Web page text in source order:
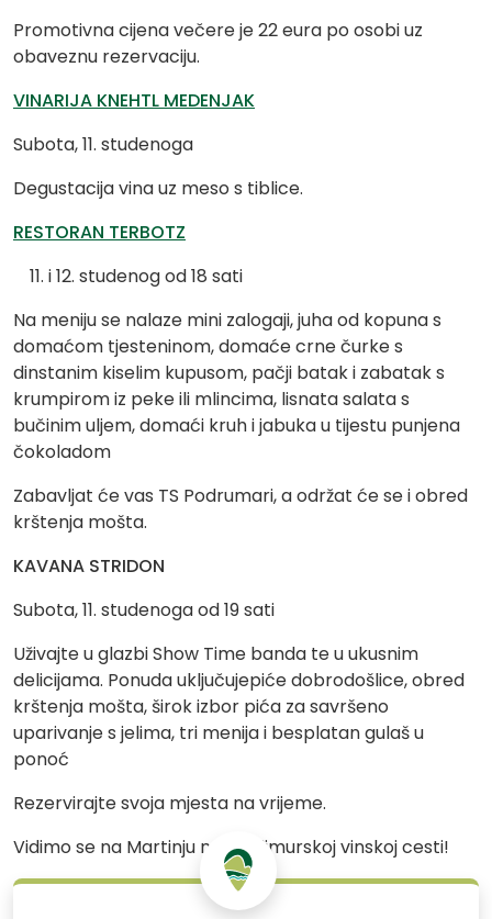
Promotivna cijena večere je 22 eura po osobi uz
obaveznu rezervaciju.
VINARIJA KNEHTL MEDENJAK
Subota, 11. studenoga
Degustacija vina uz meso s tiblice.
RESTORAN TERBOTZ
i 12. studenog od 18 sati
Na meniju se nalaze mini zalogaji, juha od kopuna s
domaćom tjesteninom, domaće crne čurke s
dinstanim kiselim kupusom, pačji batak i zabatak s
krumpirom iz peke ili mlincima, lisnata salata s
bučinim uljem, domaći kruh i jabuka u tijestu punjena
čokoladom
Zabavljat će vas TS Podrumari, a održat će se i obred
krštenja mošta.
KAVANA STRIDON
Subota, 11. studenoga od 19 sati
Uživajte u glazbi Show Time banda te u ukusnim
delicijama. Ponuda uključujepiće dobrodošlice, obred
krštenja mošta, širok izbor pića za savršeno
uparivanje s jelima, tri menija i besplatan gulaš u
ponoć
Rezervirajte svoja mjesta na vrijeme.
Vidimo se na Martinju na Međimurskoj vinskoj cesti!